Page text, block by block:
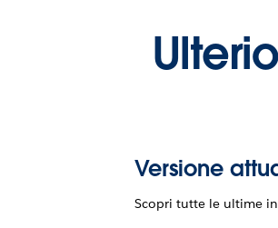
Versione
Scopri tutte le ultime